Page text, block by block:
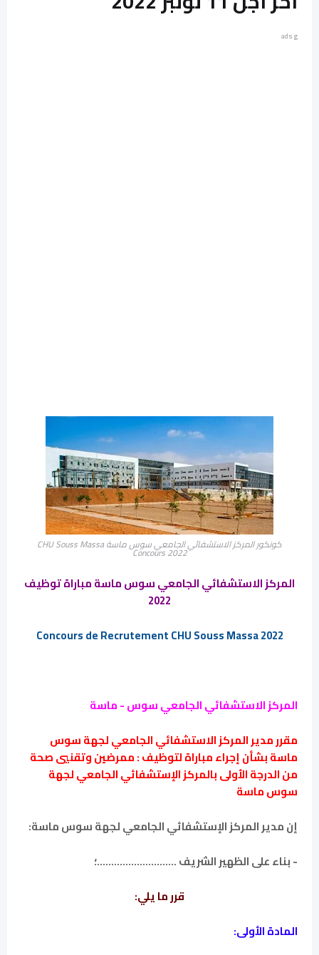
ads g
كونكور المركز الاستشفائي الجامعي سوس ماسة CHU Souss Massa
Concours 2022
المركز الاستشفائي الجامعي سوس ماسة مباراة توظيف
2022
Concours de Recrutement CHU Souss Massa 2022
المركز الاستشفائي الجامعي سوس - ماسة
مقرر مدير المركز الاستشفائي الجامعي لجهة سوس
ماسة بشأن إجراء مباراة لتوظيف : ممرضين وتقنيي صحة
من الدرجة الأولى بالمركز الإستشفائي الجامعي لجهة
سوس ماسة
إن مدير المركز الإستشفائي الجامعي لجهة سوس ماسة:
- بناء على الظهير الشريف ............................؛
قرر ما يلي:
المادة الأولى: